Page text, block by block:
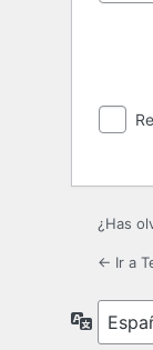
¿Has
← Ir a
Idioma